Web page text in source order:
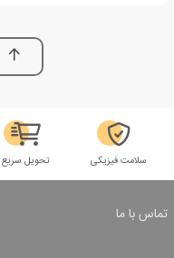
سلامت فیزیکی تحویل سریع
تماس با ما